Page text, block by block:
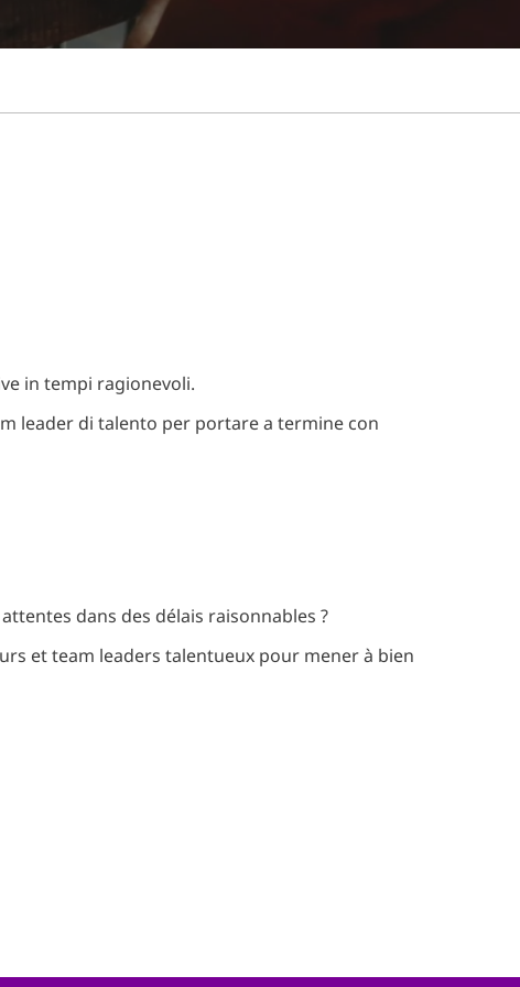
in tempi ragionevoli.
leader di talento per portare a termine con
dans des délais raisonnables ?
et team leaders talentueux pour mener à bien